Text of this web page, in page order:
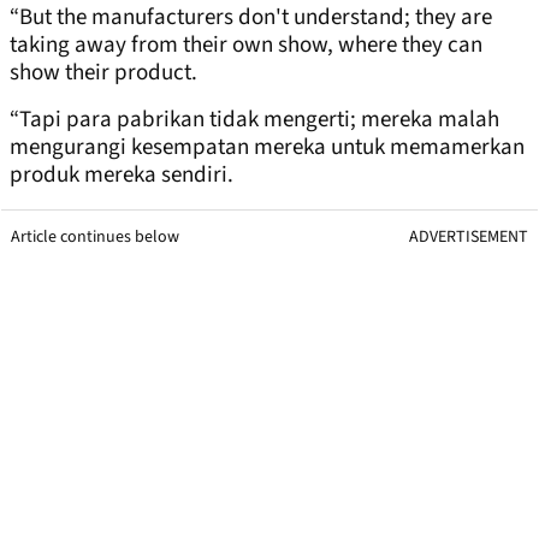
“But the manufacturers don't understand; they are
taking away from their own show, where they can
show their product.
“Tapi para pabrikan tidak mengerti; mereka malah
mengurangi kesempatan mereka untuk memamerkan
produk mereka sendiri.
Article continues below ADVERTISEMENT